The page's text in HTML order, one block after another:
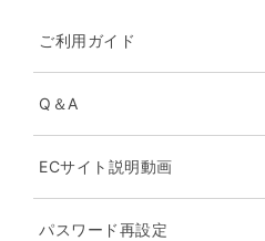
ご利用ガイド
Q＆A
ECサイト説明動画
パスワード再設定